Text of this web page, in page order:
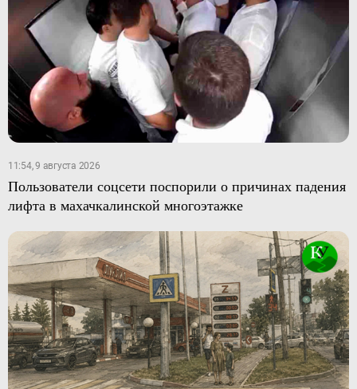
11:54, 9 августа 2026
Пользователи соцсети поспорили о причинах падения
лифта в махачкалинской многоэтажке